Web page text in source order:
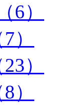
6）
）
）
）